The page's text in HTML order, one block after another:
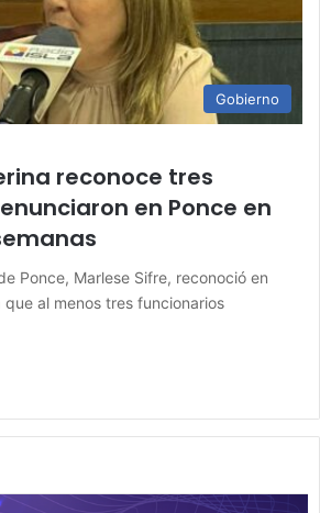
Gobierno
reconoce tres
en Ponce en
Ponce, Marlese Sifre, reconoció en
que al menos tres funcionarios